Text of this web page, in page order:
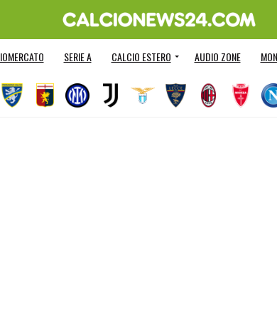
SERIE A CALCIO ESTERO AUDIO ZONE